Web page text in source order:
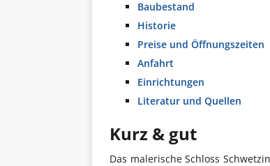
Baubestand
Historie
Preise und Öffnungszeiten
Anfahrt
Einrichtungen
Literatur und Quellen
Kurz & gut
Das malerische Schloss